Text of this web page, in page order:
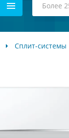
Сплит-системы